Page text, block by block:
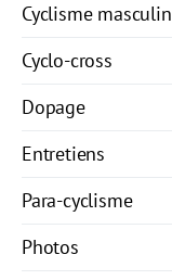
Cyclisme masculin
Cyclo-cross
Dopage
Entretiens
Para-cyclisme
Photos